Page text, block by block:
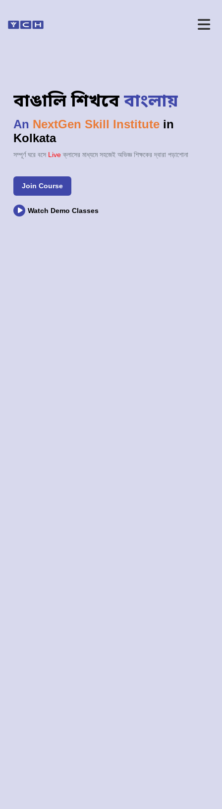
বাঙালি শিখবেবাংলায়
An NextGen Skill Institute in
Kolkata
সম্পূর্ণ ঘরে বসে Liveক্লাসের মাধ্যমে সহজেই অভিজ্ঞ শিক্ষকের দ্বারা পড়াশোনা
Join Course
Watch Demo Classes